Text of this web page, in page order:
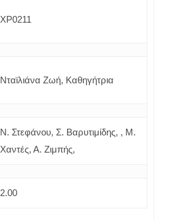
ΧΡ0211
Νταϊλιάνα Ζωή, Καθηγήτρια
Ν. Στεφάνου, Σ. Βαρυτιμίδης, , Μ.
Χαντές, Α. Ζιμπής,
2.00